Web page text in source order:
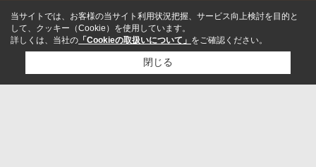
当サイトでは、お客様の当サイト利用状況把握、サービス向上検討を目的と
して、クッキー（Cookie）を使用しています。
詳しくは、当社の 「Cookieの取扱いについて」 をご確認ください。
閉じる